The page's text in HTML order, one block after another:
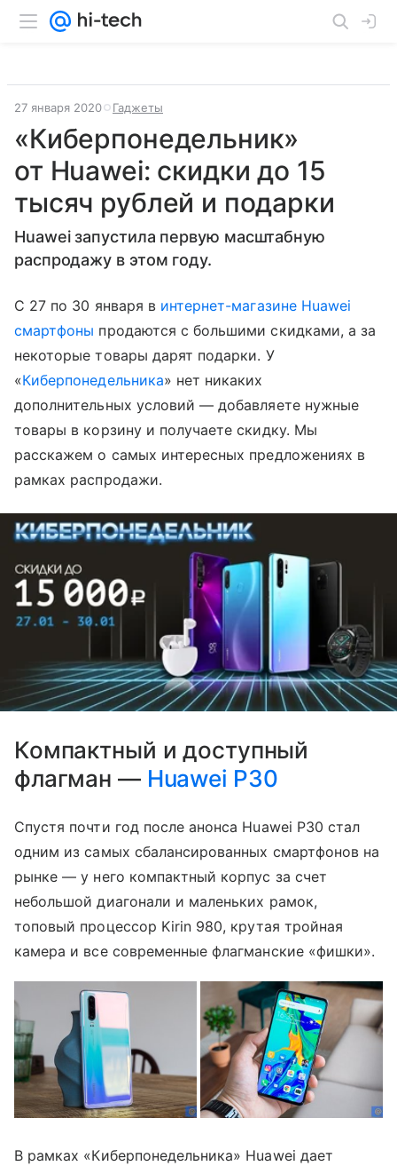
27 января 2020 Гаджеты
«Киберпонедельник»
от Huawei: скидки до 15
тысяч рублей и подарки
Huawei запустила первую масштабную
распродажу в этом году.
С 27 по 30 января в интернет-магазине Huawei
смартфоны продаются с большими скидками, а за
некоторые товары дарят подарки. У
«Киберпонедельника» нет никаких
дополнительных условий — добавляете нужные
товары в корзину и получаете скидку. Мы
расскажем о самых интересных предложениях в
рамках распродажи.
Компактный и доступный
флагман — Huawei P30
Спустя почти год после анонса Huawei P30 стал
одним из самых сбалансированных смартфонов на
рынке — у него компактный корпус за счет
небольшой диагонали и маленьких рамок,
топовый процессор Kirin 980, крутая тройная
камера и все современные флагманские «фишки».
В рамках «Киберпонедельника» Huawei дает